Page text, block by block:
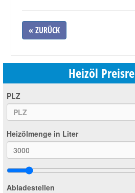
« ZURÜCK
Heizöl
PLZ
Heizölmenge in Liter
Abladestellen